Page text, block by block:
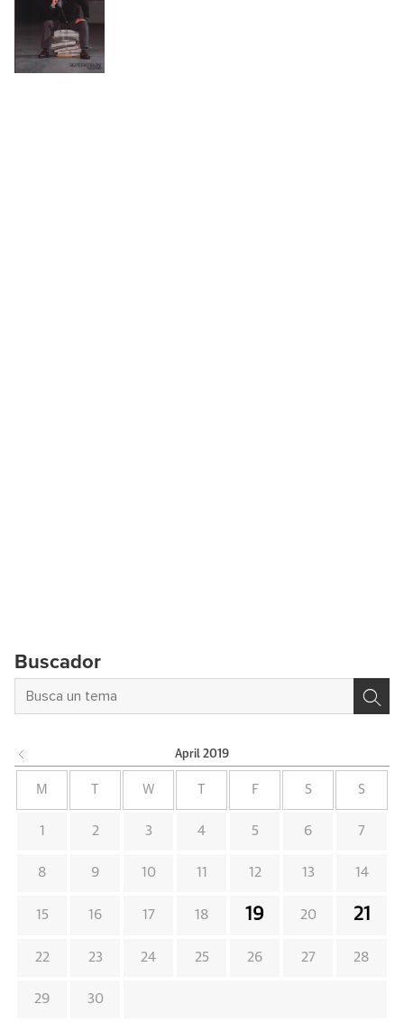
Buscador
April 2019
M W F S S
1 2 3 4 5 6 7
8 9 10 11 12 13 14
15 16 17 18 19 20 21
22 23 24 25 26 27 28
29 30